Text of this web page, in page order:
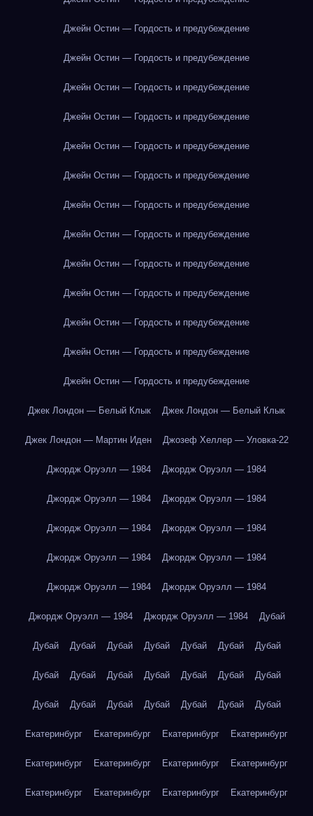
Джейн Остин — Гордость и предубеждение
Джейн Остин — Гордость и предубеждение
Джейн Остин — Гордость и предубеждение
Джейн Остин — Гордость и предубеждение
Джейн Остин — Гордость и предубеждение
Джейн Остин — Гордость и предубеждение
Джейн Остин — Гордость и предубеждение
Джейн Остин — Гордость и предубеждение
Джейн Остин — Гордость и предубеждение
Джейн Остин — Гордость и предубеждение
Джейн Остин — Гордость и предубеждение
Джейн Остин — Гордость и предубеждение
Джейн Остин — Гордость и предубеждение
Джек Лондон — Белый Клык Джек Лондон — Белый Клык
Джек Лондон — Мартин Иден Джозеф Хеллер — Уловка-22
Джордж Оруэлл — 1984 Джордж Оруэлл — 1984
Джордж Оруэлл — 1984 Джордж Оруэлл — 1984
Джордж Оруэлл — 1984 Джордж Оруэлл — 1984
Джордж Оруэлл — 1984 Джордж Оруэлл — 1984
Джордж Оруэлл — 1984 Джордж Оруэлл — 1984
Джордж Оруэлл — 1984 Джордж Оруэлл — 1984 Дубай
Дубай Дубай Дубай Дубай Дубай Дубай Дубай
Дубай Дубай Дубай Дубай Дубай Дубай Дубай
Дубай Дубай Дубай Дубай Дубай Дубай Дубай
Екатеринбург Екатеринбург Екатеринбург Екатеринбург
Екатеринбург Екатеринбург Екатеринбург Екатеринбург
Екатеринбург Екатеринбург Екатеринбург Екатеринбург